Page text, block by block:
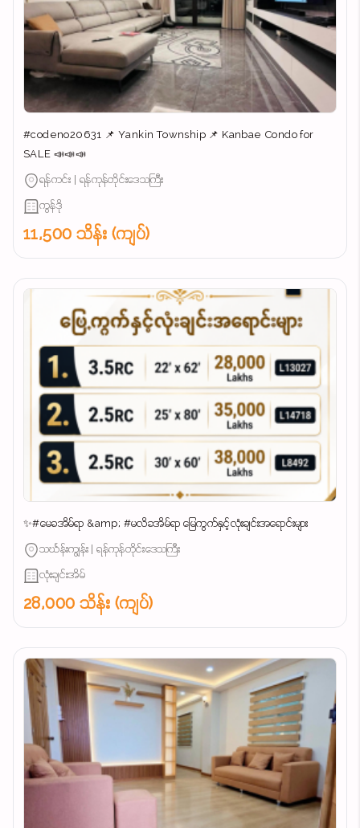
#codeno20631 📌 Yankin Township 📌 Kanbae Condo for
SALE 📣📣📣
ရန်ကင်း | ရန်ကုန်တိုင်းဒေသကြီး
ကွန်ဒို
11,500 သိန်း (ကျပ်)
✨#မေခအိမ်ရာ &amp; #မလိခအိမ်ရာ မြေကွက်နှင့်လုံးချင်းအရောင်းများ
သင်္ဃန်းကျွန်း | ရန်ကုန်တိုင်းဒေသကြီး
လုံးချင်းအိမ်
28,000 သိန်း (ကျပ်)